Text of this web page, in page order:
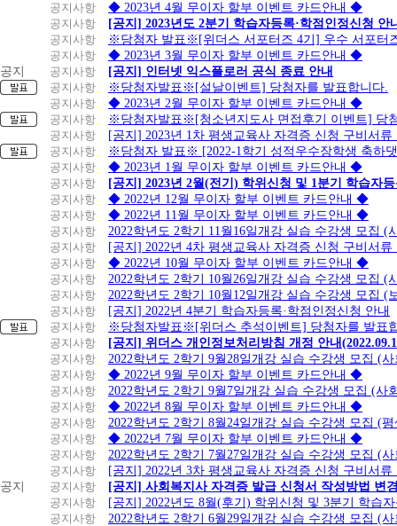
공지사항
◆ 2023년 4월 무이자 할부 이벤트 카드안내 ◆
공지사항
[공지] 2023년도 2분기 학습자등록·학점인정신청 안
공지사항
※당첨자 발표※[위더스 서포터즈 4기] 우수 서포터
공지사항
◆ 2023년 3월 무이자 할부 이벤트 카드안내 ◆
공지
공지사항
[공지] 인터넷 익스플로러 공식 종료 안내
공지사항
※당첨자발표※[설날이벤트] 당첨자를 발표합니다.
공지사항
◆ 2023년 2월 무이자 할부 이벤트 카드안내 ◆
공지사항
※당첨자발표※[청소년지도사 면접후기 이벤트] 당
공지사항
[공지] 2023년 1차 평생교육사 자격증 신청 구비서류
공지사항
※당첨자 발표※ [2022-1학기 성적우수장학생 축하
공지사항
◆ 2023년 1월 무이자 할부 이벤트 카드안내 ◆
공지사항
[공지] 2023년 2월(전기) 학위신청 및 1분기 학습자
공지사항
◆ 2022년 12월 무이자 할부 이벤트 카드안내 ◆
공지사항
◆ 2022년 11월 무이자 할부 이벤트 카드안내 ◆
공지사항
2022학년도 2학기 11월16일개강 실습 수강생 모집
공지사항
[공지] 2022년 4차 평생교육사 자격증 신청 구비서류
공지사항
◆ 2022년 10월 무이자 할부 이벤트 카드안내 ◆
공지사항
2022학년도 2학기 10월26일개강 실습 수강생 모집 (
공지사항
2022학년도 2학기 10월12일개강 실습 수강생 모집 (
공지사항
[공지] 2022년 4분기 학습자등록·학점인정신청 안내
공지사항
※당첨자발표※[위더스 추석이벤트] 당첨자를 발표
공지사항
[공지] 위더스 개인정보처리방침 개정 안내
공지사항
2022학년도 2학기 9월28일개강 실습 수강생 모집 (
공지사항
◆ 2022년 9월 무이자 할부 이벤트 카드안내 ◆
공지사항
2022학년도 2학기 9월7일개강 실습 수강생 모집 (사
공지사항
◆ 2022년 8월 무이자 할부 이벤트 카드안내 ◆
공지사항
2022학년도 2학기 8월24일개강 실습 수강생 모집 (
공지사항
◆ 2022년 7월 무이자 할부 이벤트 카드안내 ◆
공지사항
2022학년도 2학기 7월27일개강 실습 수강생 모집 (
공지사항
[공지] 2022년 3차 평생교육사 자격증 신청 구비서류
공지
공지사항
[공지] 사회복지사 자격증 발급 신청서 작성방법 변
공지사항
[공지] 2022년도 8월(후기) 학위신청 및 3분기 학습
공지사항
2022학년도 2학기 6월29일개강 실습 수강생 모집 (